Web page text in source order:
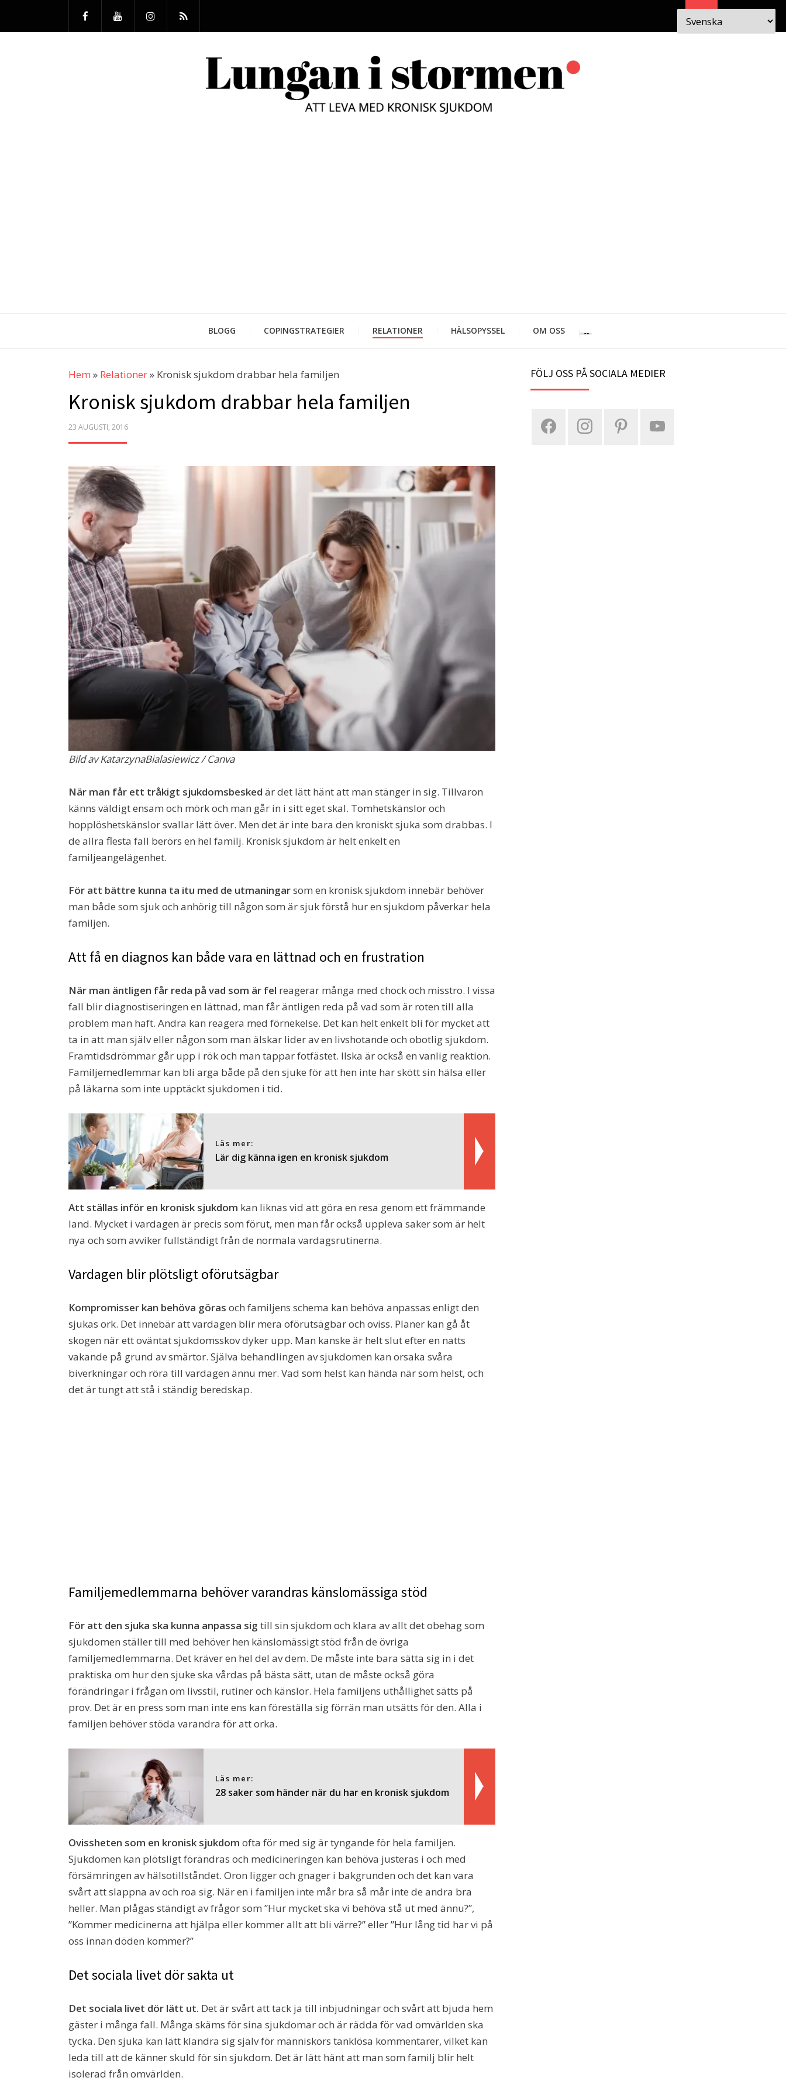
Sök
BLOGG COPINGSTRATEGIER RELATIONER HÄLSOPYSSEL OM OSS
Hem » Relationer» Kronisk sjukdom drabbar hela familjen
Kronisk sjukdom drabbar hela familjen
POSTED
23 AUGUSTI, 2016
Bild av KatarzynaBialasiewicz / Canva
När man får ett tråkigt sjukdomsbesked är det lätt hänt att man stänger in sig. Tillvaron
känns väldigt ensam och mörk och man går in i sitt eget skal. Tomhetskänslor och
hopplöshetskänslor svallar lätt över. Men det är inte bara den kroniskt sjuka som drabbas. I
de allra flesta fall berörs en hel familj. Kronisk sjukdom är helt enkelt en
familjeangelägenhet.
För att bättre kunna ta itu med de utmaningarsom en kronisk sjukdom innebär behöver
man både som sjuk och anhörig till någon som är sjuk förstå hur en sjukdom påverkar hela
familjen.
Att få en diagnos kan både vara en lättnad och en frustration
När man äntligen får reda på vad som är fel reagerar många med chock och misstro. I vissa
fall blir diagnostiseringen en lättnad, man får äntligen reda på vad som är roten till alla
problem man haft. Andra kan reagera med förnekelse. Det kan helt enkelt bli för mycket att
ta in att man själv eller någon som man älskar lider av en livshotande och obotlig sjukdom.
Framtidsdrömmar går upp i rök och man tappar fotfästet. Ilska är också en vanlig reaktion.
Familjemedlemmar kan bli arga både på den sjuke för att hen inte har skött sin hälsa eller
på läkarna som inte upptäckt sjukdomen i tid.
Läs mer:
Lär dig känna igen en kronisk sjukdom
Att ställas inför en kronisk sjukdom kan liknas vid att göra en resa genom ett främmande
land. Mycket i vardagen är precis som förut, men man får också uppleva saker som är helt
nya och som avviker fullständigt från de normala vardagsrutinerna.
Vardagen blir plötsligt oförutsägbar
Kompromisser kan behöva göras och familjens schema kan behöva anpassas enligt den
sjukas ork. Det innebär att vardagen blir mera oförutsägbar och oviss. Planer kan gå åt
skogen när ett oväntat sjukdomsskov dyker upp. Man kanske är helt slut efter en natts
vakande på grund av smärtor. Själva behandlingen av sjukdomen kan orsaka svåra
biverkningar och röra till vardagen ännu mer. Vad som helst kan hända när som helst, och
det är tungt att stå i ständig beredskap.
Familjemedlemmarna behöver varandras känslomässiga stöd
För att den sjuka ska kunna anpassa sig till sin sjukdom och klara av allt det obehag som
sjukdomen ställer till med behöver hen känslomässigt stöd från de övriga
familjemedlemmarna. Det kräver en hel del av dem. De måste inte bara sätta sig in i det
praktiska om hur den sjuke ska vårdas på bästa sätt, utan de måste också göra
förändringar i frågan om livsstil, rutiner och känslor. Hela familjens uthållighet sätts på
prov. Det är en press som man inte ens kan föreställa sig förrän man utsätts för den. Alla i
familjen behöver stöda varandra för att orka.
Läs mer:
28 saker som händer när du har en kronisk sjukdom
Ovissheten som en kronisk sjukdom ofta för med sig är tyngande för hela familjen.
Sjukdomen kan plötsligt förändras och medicineringen kan behöva justeras i och med
försämringen av hälsotillståndet. Oron ligger och gnager i bakgrunden och det kan vara
svårt att slappna av och roa sig. När en i familjen inte mår bra så mår inte de andra bra
heller. Man plågas ständigt av frågor som ”Hur mycket ska vi behöva stå ut med ännu?”,
”Kommer medicinerna att hjälpa eller kommer allt att bli värre?” eller ”Hur lång tid har vi på
oss innan döden kommer?”
Det sociala livet dör sakta ut
Det sociala livet dör lätt ut. Det är svårt att tack ja till inbjudningar och svårt att bjuda hem
gäster i många fall. Många skäms för sina sjukdomar och är rädda för vad omvärlden ska
tycka. Den sjuka kan lätt klandra sig själv för människors tanklösa kommentarer, vilket kan
leda till att de känner skuld för sin sjukdom. Det är lätt hänt att man som familj blir helt
isolerad från omvärlden.
FÖLJ OSS PÅ SOCIALA MEDIER